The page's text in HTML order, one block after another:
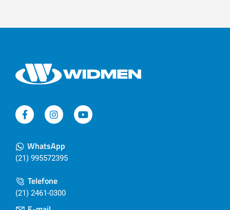
WhatsApp
(21) 995572395
Telefone
(21) 2461-0300